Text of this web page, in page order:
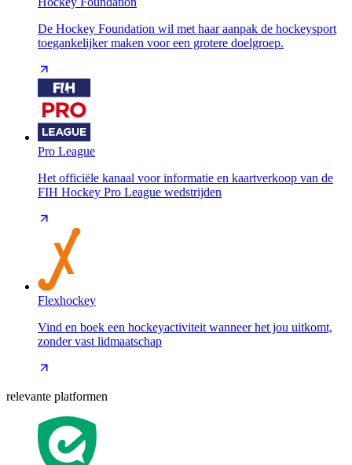
De Hockey Foundation wil met haar aanpak de hockeysport
toegankelijker maken voor een grotere doelgroep.
Pro League
Het officiële kanaal voor informatie en kaartverkoop van de
FIH Hockey Pro League wedstrijden
Flexhockey
Vind en boek een hockeyactiviteit wanneer het jou uitkomt,
zonder vast lidmaatschap
relevante platformen